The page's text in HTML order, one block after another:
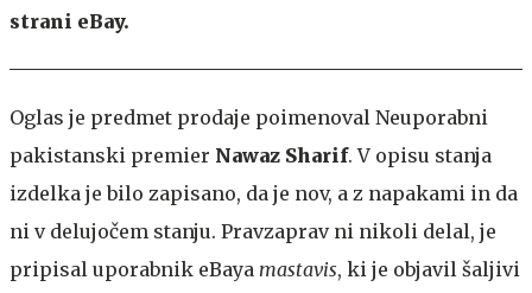
strani eBay.
Oglas je predmet prodaje poimenoval Neuporabni
pakistanski premier Nawaz Sharif. V opisu stanja
izdelka je bilo zapisano, da je nov, a z napakami in da
ni v delujočem stanju. Pravzaprav ni nikoli delal, je
pripisal uporabnik eBaya mastavis, ki je objavil šaljivi